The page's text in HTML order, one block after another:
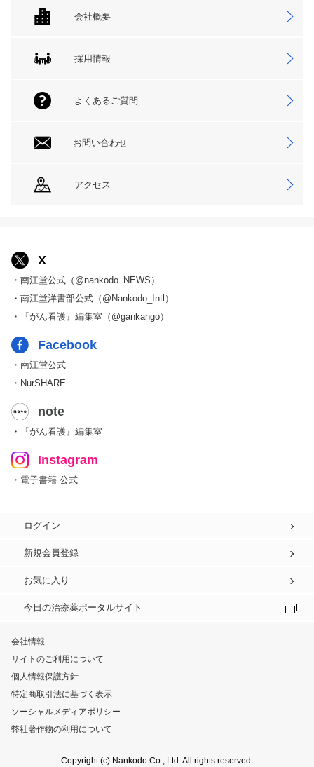
会社概要
採用情報
よくあるご質問
お問い合わせ
アクセス
X
・南江堂公式（@nankodo_NEWS）
・南江堂洋書部公式（@Nankodo_Intl）
・『がん看護』編集室（@gankango）
Facebook
・南江堂公式
・NurSHARE
note
・『がん看護』編集室
Instagram
・電子書籍 公式
ログイン
新規会員登録
お気に入り
今日の治療薬ポータルサイト
会社情報
サイトのご利用について
個人情報保護方針
特定商取引法に基づく表示
ソーシャルメディアポリシー
弊社著作物の利用について
Copyright (c) Nankodo Co., Ltd. All rights reserved.